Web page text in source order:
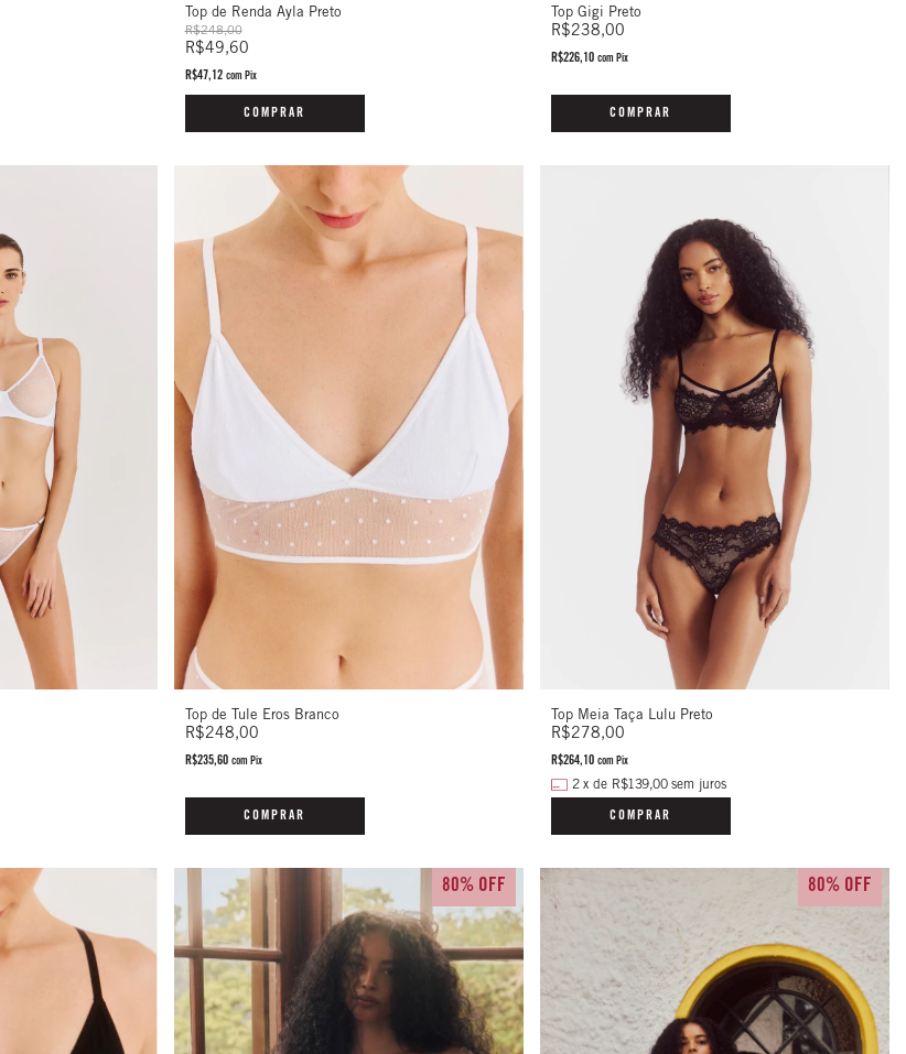
Top de Renda Ayla Preto
R$248,00
R$49,60
R$47,12 com Pix
COMPRAR
Top Gigi Preto
R$238,00
R$226,10 com Pix
COMPRAR
Top de Tule Eros Branco
R$248,00
R$235,60 com Pix
COMPRAR
Top Meia Taça Lulu Preto
R$278,00
R$264,10 com Pix
2 xde R$139,00 sem juros
COMPRAR
80% OFF 80% OFF